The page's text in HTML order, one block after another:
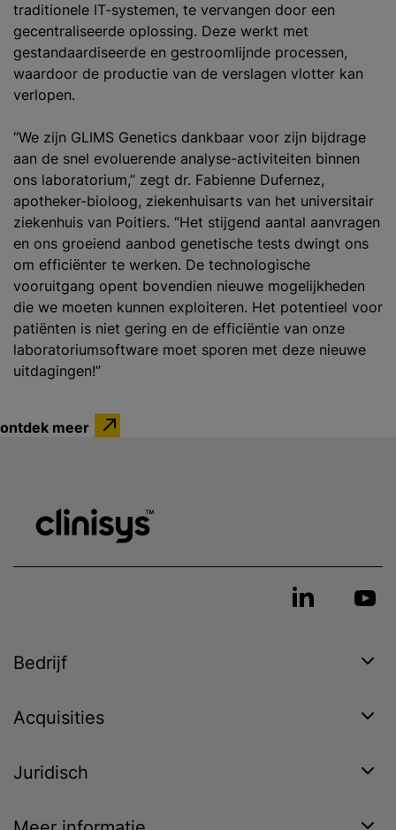
traditionele IT-systemen, te vervangen door een
gecentraliseerde oplossing. Deze werkt met
gestandaardiseerde en gestroomlijnde processen,
waardoor de productie van de verslagen vlotter kan
verlopen.
“We zijn GLIMS Genetics dankbaar voor zijn bijdrage
aan de snel evoluerende analyse-activiteiten binnen
ons laboratorium,” zegt dr. Fabienne Dufernez,
apotheker-bioloog, ziekenhuisarts van het universitair
ziekenhuis van Poitiers. “Het stijgend aantal aanvragen
en ons groeiend aanbod genetische tests dwingt ons
om efficiënter te werken. De technologische
vooruitgang opent bovendien nieuwe mogelijkheden
die we moeten kunnen exploiteren. Het potentieel voor
patiënten is niet gering en de efficiëntie van onze
laboratoriumsoftware moet sporen met deze nieuwe
uitdagingen!” ​
ontdek meer
Bedrijf
Acquisities
Juridisch